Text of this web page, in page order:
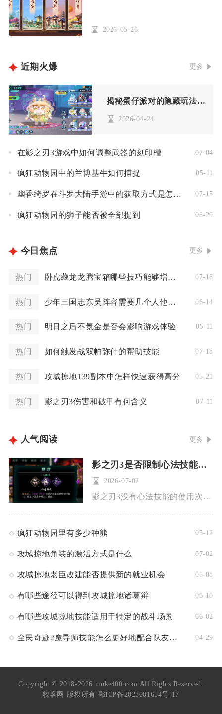
2026-05-26
近期火爆 更多
揭秘蛋仔派对的隐藏玩法有多少种
2026-04-24
在影之刃3游戏中如何调整武器的刻印槽 07-04
疯狂动物园中的兰博基牛如何捕捉 05-11
幽香绮罗在斗罗大陆手游中的获取方式是怎样的 07-15
疯狂动物园的狮子能否被全部捉到 06-29
今日焦点 更多
热门 卧虎藏龙龙腾宝箱哪些技巧能够增加中奖几率 07-16
热门 少年三国志东吴阵容需要几个人他们的站位是怎样的 06-14
热门 明日之后不氪金是否会影响游戏体验 05-11
热门 如何触发战双帕弥什的帮助技能 07-18
热门 攻城掠地139副本中怎样快速获得高分 05-21
热门 影之刃3伤害和破甲有何含义 07-11
人气阅读 更多
影之刃3是否限制心法技能的使用
2026-07-02
影之刃3没有心法技能的使用次数限制，但存在悟性值、技能冷却、...
疯狂动物园里有多少种熊 05-12
攻城掠地角装的激活方式是什么 07-02
攻城掠地老臣改建能否提供新的就业机会 06-08
有哪些途径可以得到攻城掠地诸葛辩 06-10
有哪些攻城掠地技能适用于特定的战斗场景 06-02
全民奇迹2魔导师技能怎么更好地配合队友发挥 04-29
Copyright © 2018-2026 muke400.com All Rights Reserved.
牧客网 版权所有 鄂ICP备2023001654号-17